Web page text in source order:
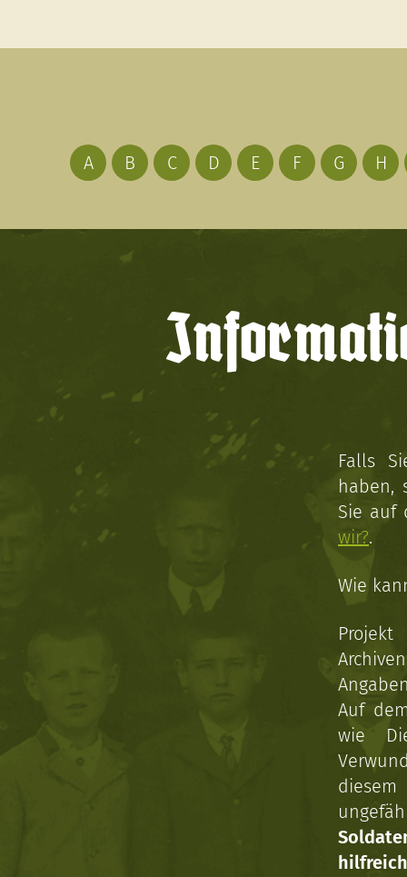
A B C D E F G H
Falls
haben,
Sie auf
wir?.
Wie
Auf
wie